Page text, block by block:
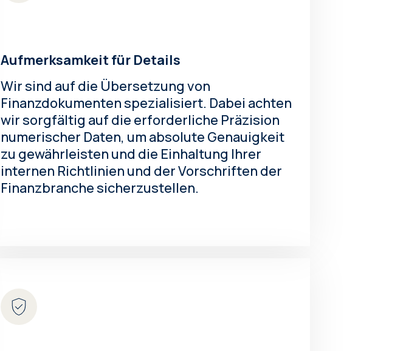
Aufmerksamkeit für Details
Wir sind auf die Übersetzung von
Finanzdokumenten spezialisiert. Dabei achten
wir sorgfältig auf die erforderliche Präzision
numerischer Daten, um absolute Genauigkeit
zu gewährleisten und die Einhaltung Ihrer
internen Richtlinien und der Vorschriften der
Finanzbranche sicherzustellen.